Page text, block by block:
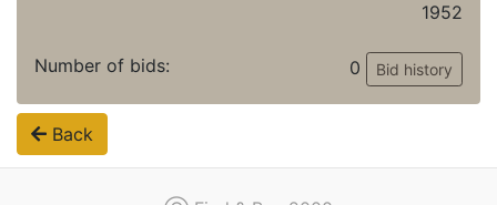
1952
Number of bids: 0 Bid history
Back